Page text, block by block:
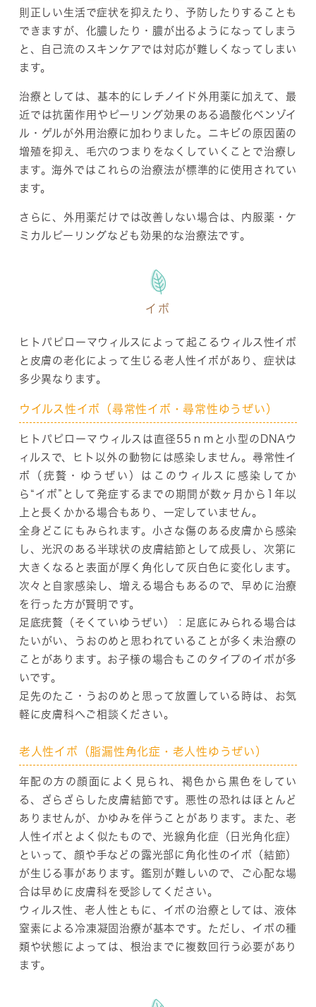
則正しい生活で症状を抑えたり、予防したりすることも
できますが、化膿したり・膿が出るようになってしまう
と、自己流のスキンケアでは対応が難しくなってしまい
ます。
治療としては、基本的にレチノイド外用薬に加えて、最
近では抗菌作用やピーリング効果のある過酸化ベンゾイ
ル・ゲルが外用治療に加わりました。ニキビの原因菌の
増殖を抑え、毛穴のつまりをなくしていくことで治療し
ます。海外ではこれらの治療法が標準的に使用されてい
ます。
さらに、外用薬だけでは改善しない場合は、内服薬・ケ
ミカルピーリングなども効果的な治療法です。
イボ
ヒトパピローマウィルスによって起こるウィルス性イボ
と皮膚の老化によって生じる老人性イボがあり、症状は
多少異なります。
ウイルス性イボ（尋常性イボ・尋常性ゆうぜい）
ヒトパピローマウィルスは直径55ｎｍと小型のDNAウ
ィルスで、ヒト以外の動物には感染しません。尋常性イ
ボ（疣贅・ゆうぜい）はこのウィルスに感染してか
ら“イボ”として発症するまでの期間が数ヶ月から1年以
上と長くかかる場合もあり、一定していません。
全身どこにもみられます。小さな傷のある皮膚から感染
し、光沢のある半球状の皮膚結節として成長し、次第に
大きくなると表面が厚く角化して灰白色に変化します。
次々と自家感染し、増える場合もあるので、早めに治療
を行った方が賢明です。
足底疣贅（そくていゆうぜい）：足底にみられる場合は
たいがい、うおのめと思われていることが多く未治療の
ことがあります。お子様の場合もこのタイプのイボが多
いです。
足先のたこ・うおのめと思って放置している時は、お気
軽に皮膚科へご相談ください。
老人性イボ（脂漏性角化症・老人性ゆうぜい）
年配の方の顔面によく見られ、褐色から黒色をしてい
る、ざらざらした皮膚結節です。悪性の恐れはほとんど
ありませんが、かゆみを伴うことがあります。また、老
人性イボとよく似たもので、光線角化症（日光角化症）
といって、顔や手などの露光部に角化性のイボ（結節）
が生じる事があります。鑑別が難しいので、ご心配な場
合は早めに皮膚科を受診してください。
ウィルス性、老人性ともに、イボの治療としては、液体
窒素による冷凍凝固治療が基本です。ただし、イボの種
類や状態によっては、根治までに複数回行う必要があり
ます。